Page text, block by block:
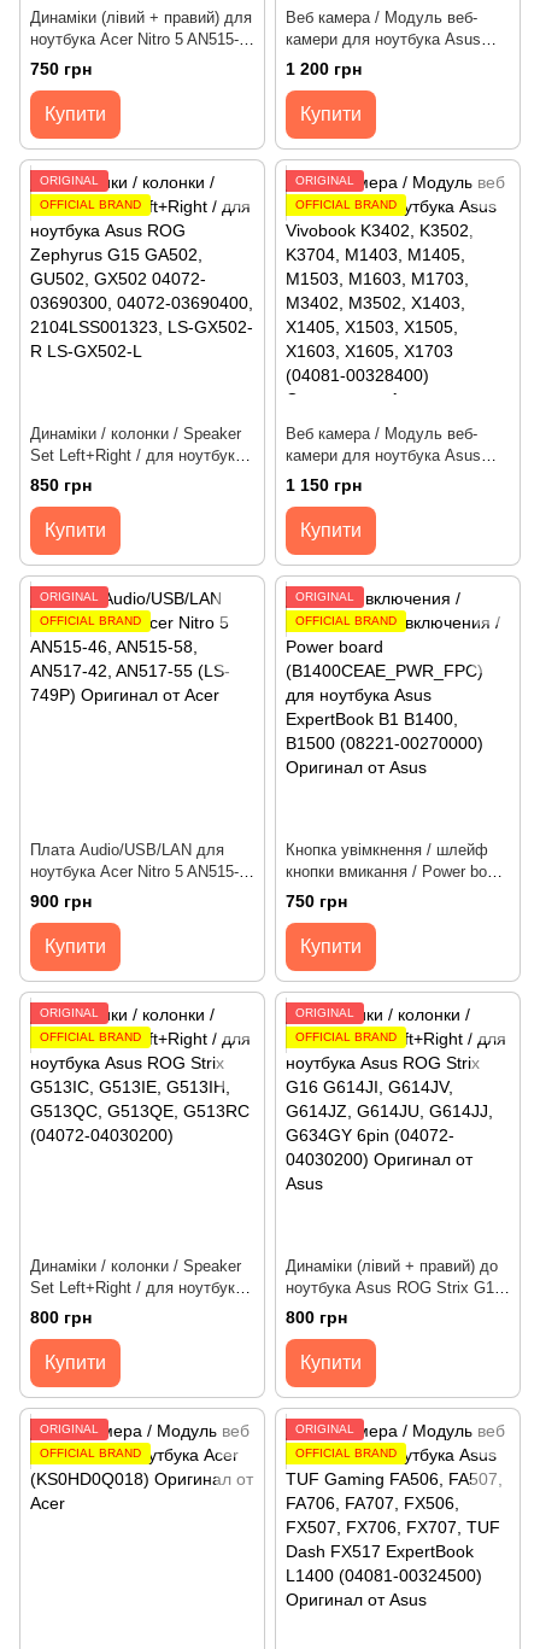
Динаміки (лівий + правий) для
ноутбука Acer Nitro 5 AN515-
44, AN515-45, AN515-55,
AN515-56, AN515-57, AN715-
52, PH315-53, PH315-54 [2pin]
(PK230011S00, PK230011T00)
Оригінал від Acer
750 грн
Купити
Веб камера / Модуль веб-
камери для ноутбука Asus
B5402, B5602, K6500, M6500,
UM5302, UM6702 (04081-
00282200) Оригінал від Asus
1 200 грн
Купити
ORIGINAL
OFFICIAL BRAND
Динаміки / колонки / Speaker
Set Left+Right / для ноутбука
Asus ROG Zephyrus G15
GA502, GU502, GX502 6pin
(04072-03690400) Оригінал від
Asus
850 грн
Купити
ORIGINAL
OFFICIAL BRAND
Веб камера / Модуль веб-
камери для ноутбука Asus
Vivobook K3402, K3502,
K3704, M1403, M1405, M1503,
M1603, M1703, M3402, M3502,
X1403, X1405, X1503, X1505,
X1603, X1605, X1703 (04081-
00433000) Оригінал від Asus
1 150 грн
Купити
ORIGINAL
OFFICIAL BRAND
Плата Audio/USB/LAN для
ноутбука Acer Nitro 5 AN515-
46, AN515-58, AN517-42,
AN517-55, Predator Helios
PH315-55, PH317-56 (LS-
L749P) Оригінал від Acer
900 грн
Купити
ORIGINAL
OFFICIAL BRAND
Кнопка увімкнення / шлейф
кнопки вмикання / Power board
(B1400CEAE_PWR_FPC) для
ноутбука Asus ExpertBook B1
B1400, B1500 (08221-
00270000) Оригінал від Asus
750 грн
Купити
ORIGINAL
OFFICIAL BRAND
Динаміки / колонки / Speaker
Set Left+Right / для ноутбука
Asus ROG Strix G513IC,
G513IE, G513IH, G513QC,
G513QE, G513RC 4pin (04072-
04030200) Оригінал від Asus
800 грн
Купити
ORIGINAL
OFFICIAL BRAND
Динаміки (лівий + правий) до
ноутбука Asus ROG Strix G16
G614JI, G614JV, G614JZ,
G614JU, G614JJ, G634GY
[6pin] (04072-05040400)
Оригинал от Asus
800 грн
Купити
ORIGINAL
OFFICIAL BRAND
ORIGINAL
OFFICIAL BRAND